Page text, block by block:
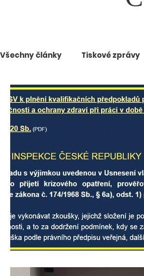
Všechny články Tiskové zprávy